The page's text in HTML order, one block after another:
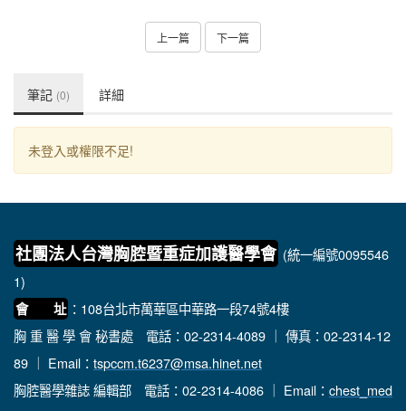
上一篇 下一篇
筆記 (0) 詳細
未登入或權限不足!
社團法人台灣胸腔暨重症加護醫學會 (統一編號0095546
1)
會 址 ：108台北市萬華區中華路一段74號4樓
胸 重 醫 學 會 秘書處 電話：02-2314-4089 ｜ 傳真：02-2314-12
89 ｜ Email： tspccm.t6237@msa.hinet.net
胸腔醫學雜誌 編輯部 電話：02-2314-4086 ｜ Email： chest_med